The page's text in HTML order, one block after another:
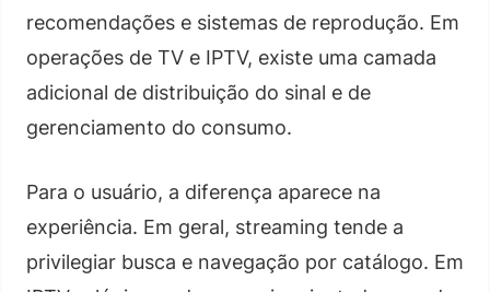
recomendações e sistemas de reprodução. Em
operações de TV e IPTV, existe uma camada
adicional de distribuição do sinal e de
gerenciamento do consumo.
Para o usuário, a diferença aparece na
experiência. Em geral, streaming tende a
privilegiar busca e navegação por catálogo. Em